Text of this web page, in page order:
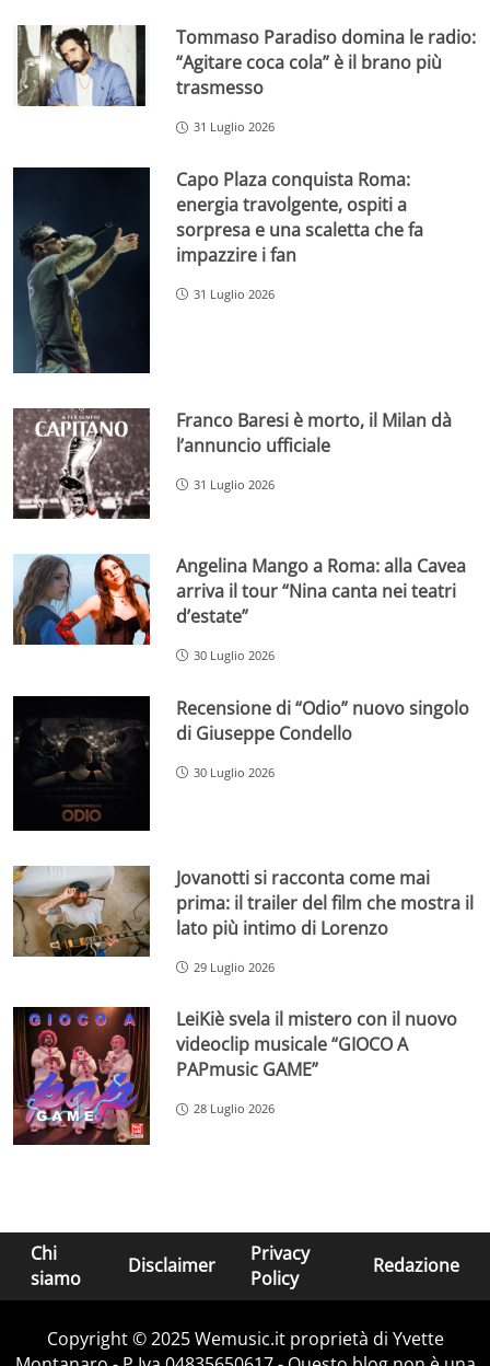
Tommaso Paradiso domina le radio:
“Agitare coca cola” è il brano più
trasmesso
31 Luglio 2026
Capo Plaza conquista Roma:
energia travolgente, ospiti a
sorpresa e una scaletta che fa
impazzire i fan
31 Luglio 2026
Franco Baresi è morto, il Milan dà
l’annuncio ufficiale
31 Luglio 2026
Angelina Mango a Roma: alla Cavea
arriva il tour “Nina canta nei teatri
d’estate”
30 Luglio 2026
Recensione di “Odio” nuovo singolo
di Giuseppe Condello
30 Luglio 2026
Jovanotti si racconta come mai
prima: il trailer del film che mostra il
lato più intimo di Lorenzo
29 Luglio 2026
LeiKiè svela il mistero con il nuovo
videoclip musicale “GIOCO A
PAPmusic GAME”
28 Luglio 2026
Chi
siamo
Disclaimer
Privacy
Policy
Redazione
Copyright © 2025 Wemusic.it proprietà di Yvette